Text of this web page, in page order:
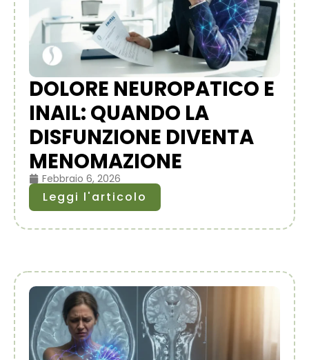
DOLORE NEUROPATICO E
INAIL: QUANDO LA
DISFUNZIONE DIVENTA
MENOMAZIONE
Febbraio 6, 2026
Leggi l'articolo